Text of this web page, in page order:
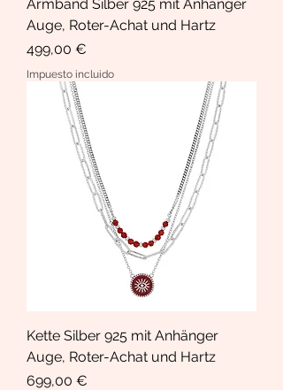
Armband Silber 925 mit Anhänger
Auge, Roter-Achat und Hartz
Precio
499,00 €
Impuesto incluido
Kette Silber 925 mit Anhänger
Auge, Roter-Achat und Hartz
Precio
699,00 €